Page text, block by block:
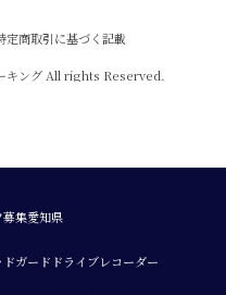
定商取引に基づく記載
キング All rights Reserved.
募集愛知県
ドガードドライブレコーダー